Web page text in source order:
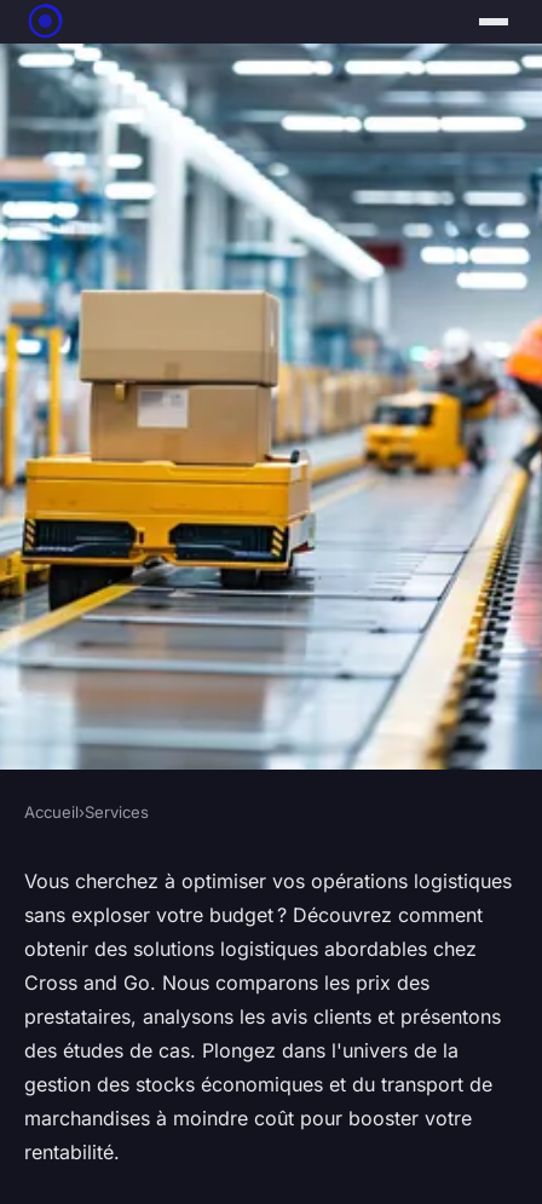
Découvrez la prestation
logistique au meilleur prix
Lilou•30 juin 2024•3 min de lecture
Accueil›Services
Vous cherchez à optimiser vos opérations logistiques
sans exploser votre budget ? Découvrez comment
obtenir des solutions logistiques abordables chez
Cross and Go. Nous comparons les prix des
prestataires, analysons les avis clients et présentons
des études de cas. Plongez dans l'univers de la
gestion des stocks économiques et du transport de
marchandises à moindre coût pour booster votre
rentabilité.